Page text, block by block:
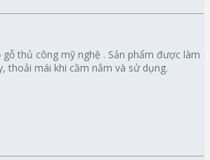
thủ công mỹ nghệ . Sản phẩm được làm
thoải mái khi cầm nắm và sử dụng.